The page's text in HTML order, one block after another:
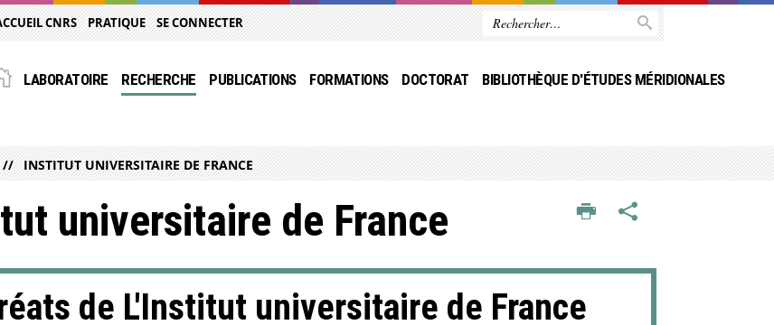
CNRS PRATIQUE SE CONNECTER
LABORATOIRE RECHERCHE PUBLICATIONS FORMATIONS DOCTORAT BIBLIOTHÈQUE D'ÉTUDES MÉRIDIONALES
INSTITUT UNIVERSITAIRE DE FRANCE
universitaire de France
de L'Institut universitaire de France